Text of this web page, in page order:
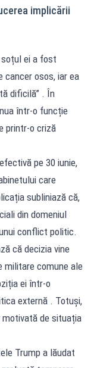
implicării
soțul ei a fost
cancer osos, iar ea
dificilă” . În
într-o funcție
printr-o criză
pe 30 iunie,
care
subliniază că,
din domeniul
conflict politic.
că decizia vine
militare comune ale
ei într-o
externă . Totuși,
motivată de situația
Trump a lăudat